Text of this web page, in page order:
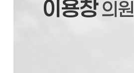
이용창의원